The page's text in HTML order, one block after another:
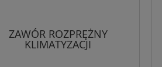
ZAWÓR ROZPRĘŻNY
KLIMATYZACJI